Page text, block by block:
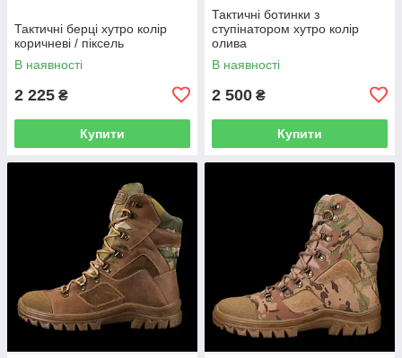
Тактичні берці хутро колір
коричневі / піксель
В наявності
2 225 ₴
Купити
Тактичні ботинки з
ступінатором хутро колір
олива
В наявності
2 500 ₴
Купити